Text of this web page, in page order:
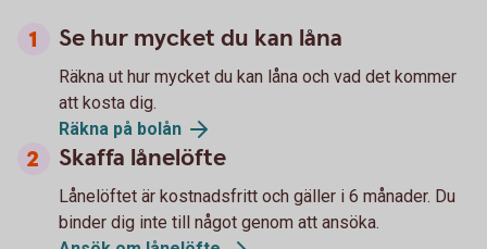
Se hur mycket du kan låna
Räkna ut hur mycket du kan låna och vad det kommer
att kosta dig.
Räkna på bolån
Skaffa lånelöfte
Lånelöftet är kostnadsfritt och gäller i 6 månader. Du
binder dig inte till något genom att ansöka.